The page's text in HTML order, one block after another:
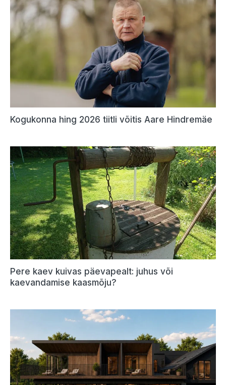
Kogukonna hing 2026 tiitli võitis Aare Hindremäe
Pere kaev kuivas päevapealt: juhus või
kaevandamise kaasmõju?